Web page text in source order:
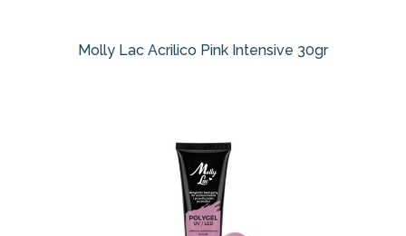
Molly Lac Acrilico Pink Intensive 30gr